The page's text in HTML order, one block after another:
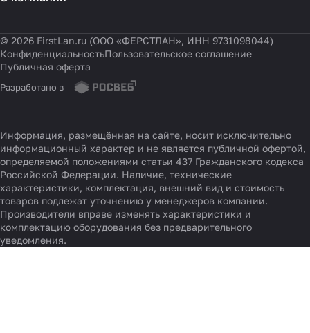
© 2026 FirstLan.ru (ООО «ФЕРСТЛАН», ИНН 9731098044)
КонфиденциальностьПользовательское соглашение
Публичная оферта
Разработано в
Информация, размещённая на сайте, носит исключительно
информационный характер и не является публичной офертой,
определяемой положениями статьи 437 Гражданского кодекса
Российской Федерации. Наличие, технические
характеристики, комплектация, внешний вид и стоимость
товаров подлежат уточнению у менеджеров компании.
Производители вправе изменять характеристики и
комплектацию оборудования без предварительного
уведомления.